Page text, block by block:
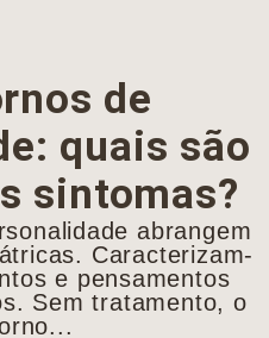
de
quais são
sintomas?
abrangem
Caracterizam-
e pensamentos
Sem tratamento, o